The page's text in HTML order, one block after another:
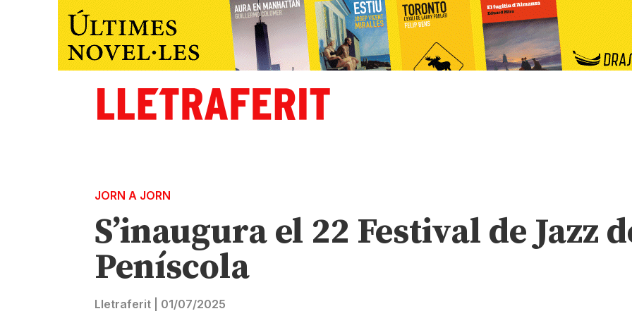
JORN A JORN
S’inaugura el 22 Festival de Jazz
Peníscola
Lletraferit 01/07/2025